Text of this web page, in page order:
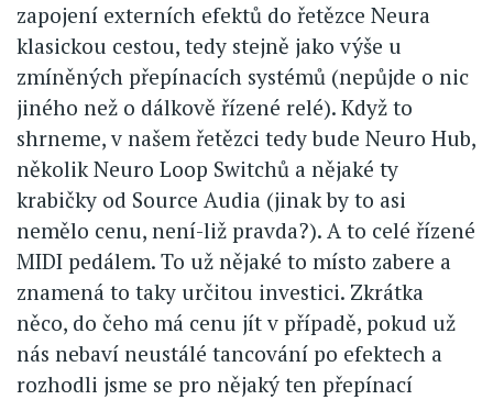
zapojení externích efektů do řetězce Neura
klasickou cestou, tedy stejně jako výše u
zmíněných přepínacích systémů (nepůjde o nic
jiného než o dálkově řízené relé). Když to
shrneme, v našem řetězci tedy bude Neuro Hub,
několik Neuro Loop Switchů a nějaké ty
krabičky od Source Audia (jinak by to asi
nemělo cenu, není-liž pravda?). A to celé řízené
MIDI pedálem. To už nějaké to místo zabere a
znamená to taky určitou investici. Zkrátka
něco, do čeho má cenu jít v případě, pokud už
nás nebaví neustálé tancování po efektech a
rozhodli jsme se pro nějaký ten přepínací